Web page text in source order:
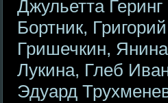
Джульетта
Бортник,
Гришечкин,
Лукина, Глеб
Эдуард